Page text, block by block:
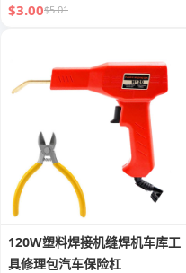
$3.00$5.01
120W塑料焊接机缝焊机车库工
具修理包汽车保险杠